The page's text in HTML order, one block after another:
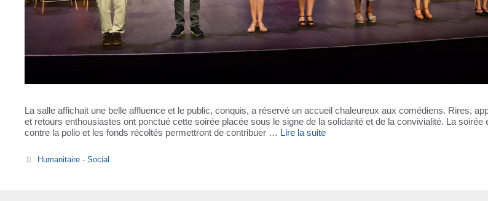
La salle affichait une belle affluence et le public, conquis, a réservé un accueil chaleureux aux comédiens. Rires,
et retours enthousiastes ont ponctué cette soirée placée sous le signe de la solidarité et de la convivialité. La soirée
contre la polio et les fonds récoltés permettront de contribuer … Lire la suite
Catégories
Humanitaire - Social